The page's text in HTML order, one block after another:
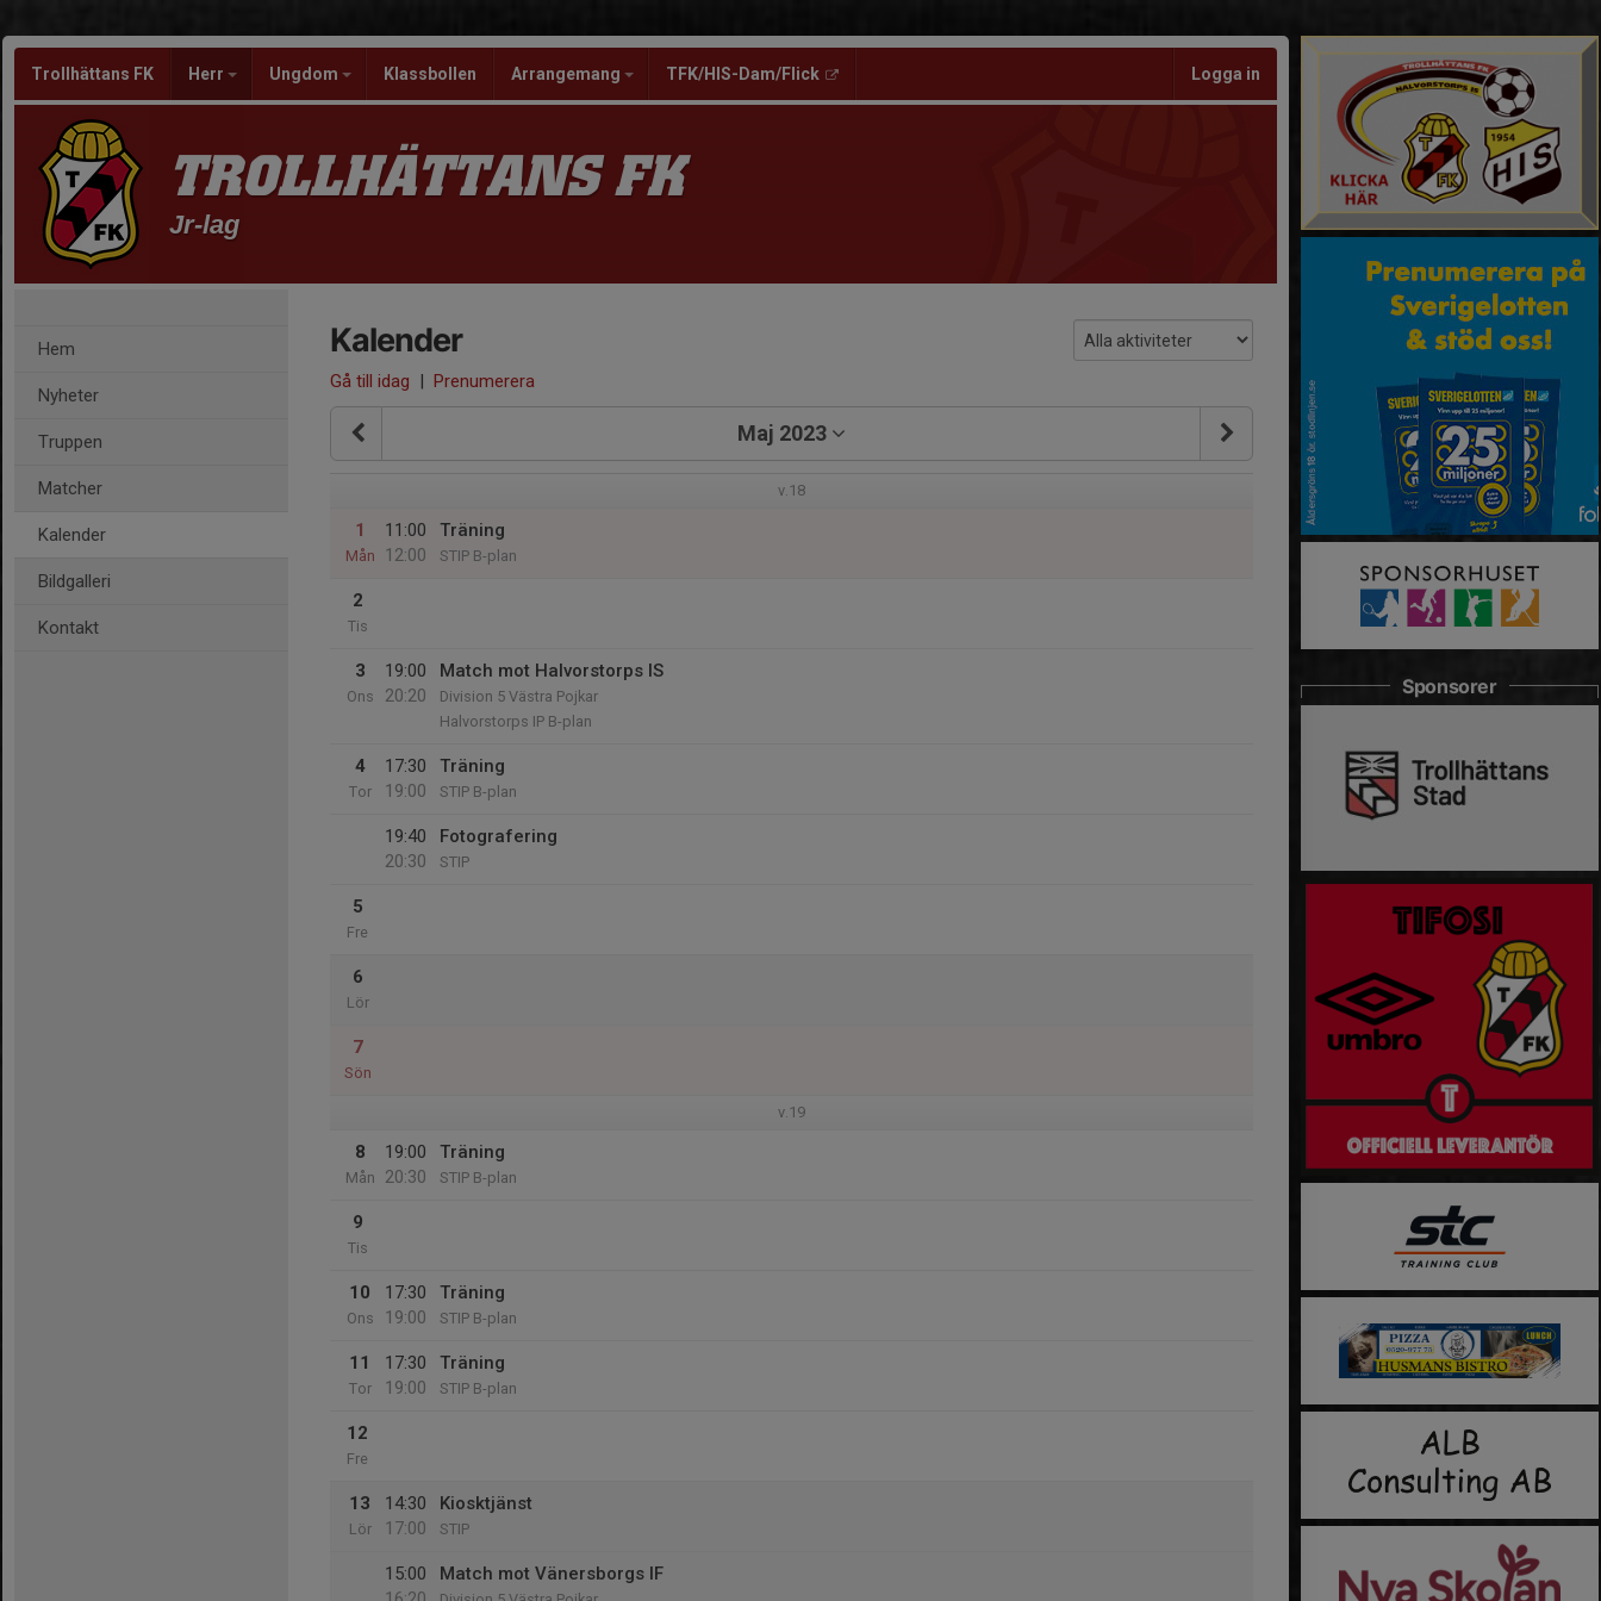
Trollhättans FK Herr Ungdom Klassbollen Arrangemang TFK/HIS-Dam/Flick Logga in
TROLLHÄTTANS FK
Jr-lag
Hem
Nyheter
Truppen
Matcher
Kalender
Bildgalleri
Kontakt
Kalender
Gå till idag | Prenumerera
Maj 2023
v.18
1
Mån
11:00
12:00
Träning
STIP B-plan
2
Tis
3
Ons
19:00
20:20
Match mot Halvorstorps IS
Division 5 Västra Pojkar
Halvorstorps IP B-plan
4
Tor
17:30
19:00
Träning
STIP B-plan
19:40
20:30
Fotografering
STIP
5
Fre
6
Lör
7
Sön
v.19
8
Mån
19:00
20:30
Träning
STIP B-plan
9
Tis
10
Ons
17:30
19:00
Träning
STIP B-plan
11
Tor
17:30
19:00
Träning
STIP B-plan
12
Fre
13
Lör
14:30
17:00
Kiosktjänst
STIP
15:00
Match mot Vänersborgs IF
Sponsorer